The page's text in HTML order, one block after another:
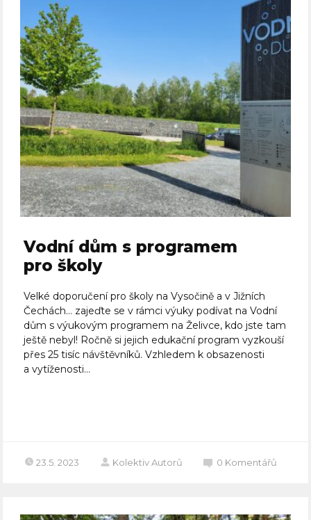
Vodní dům s programem
pro školy
Velké doporučení pro školy na Vysočině a v Jižních
Čechách… zajeďte se v rámci výuky podívat na Vodní
dům s výukovým programem na Želivce, kdo jste tam
ještě nebyl! Ročně si jejich edukační program vyzkouší
přes 25 tisíc návštěvníků. Vzhledem k obsazenosti
a vytíženosti...
23.5. 2023 Kolektiv Autorů 0 Komentářů